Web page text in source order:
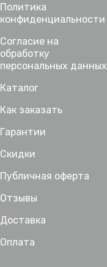
Каталог
Как заказать
Гарантии
Скидки
Публичная оферта
Отзывы
Доставка
Оплата
Политика
конфиденциальности
Согласие на
обработку
персональных данных